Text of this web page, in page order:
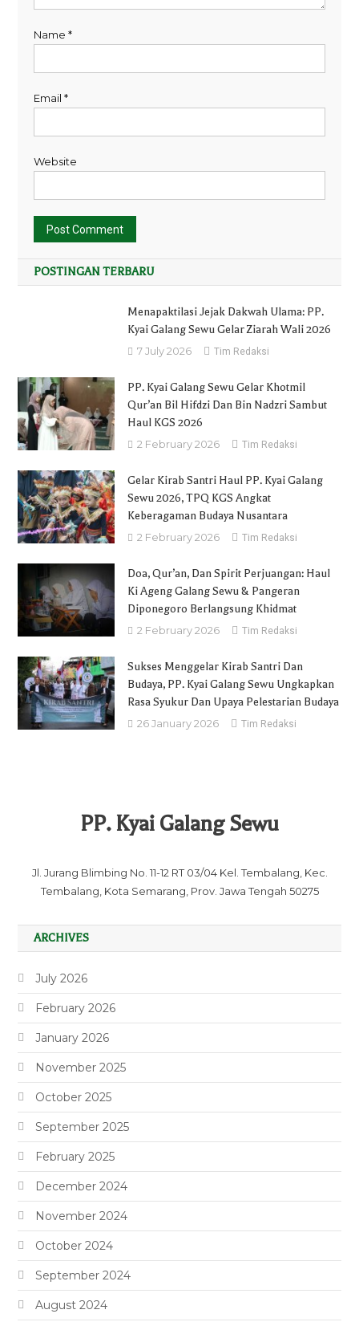
Name*
Email*
Website
POSTINGAN TERBARU
Menapaktilasi Jejak Dakwah Ulama: PP.
Kyai Galang Sewu Gelar Ziarah Wali 2026
7 July 2026 Tim Redaksi
PP. Kyai Galang Sewu Gelar Khotmil
Qur’an Bil Hifdzi Dan Bin Nadzri Sambut
Haul KGS 2026
2 February 2026 Tim Redaksi
Gelar Kirab Santri Haul PP. Kyai Galang
Sewu 2026, TPQ KGS Angkat
Keberagaman Budaya Nusantara
2 February 2026 Tim Redaksi
Doa, Qur’an, Dan Spirit Perjuangan: Haul
Ki Ageng Galang Sewu & Pangeran
Diponegoro Berlangsung Khidmat
2 February 2026 Tim Redaksi
Sukses Menggelar Kirab Santri Dan
Budaya, PP. Kyai Galang Sewu Ungkapkan
Rasa Syukur Dan Upaya Pelestarian Budaya
26 January 2026 Tim Redaksi
PP. Kyai Galang Sewu
Jl. Jurang Blimbing No. 11-12 RT 03/04 Kel. Tembalang, Kec.
Tembalang, Kota Semarang, Prov. Jawa Tengah 50275
ARCHIVES
July 2026
February 2026
January 2026
November 2025
October 2025
September 2025
February 2025
December 2024
November 2024
October 2024
September 2024
August 2024